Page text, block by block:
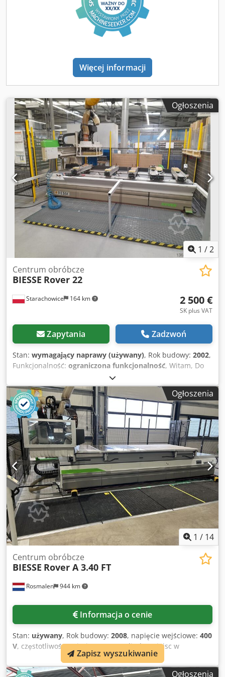
prądu stałego. Sterowanie numeryczne CNC typu NC-500
Wrzeciono frezujące z automatycznym systemem zmiany
narzędzi, mocowanie ISO30. Moc tego wrzeciona
Głowica wiertarska z czternastoma niezależnymi
wrzecionami wiertarskimi. Chodpfxozqtzts Adtja Piła do
rowków. Statyczny falownik. Centralny system
pneumatyczny. Centralny system smarowania. Pompa
próżniowa o wydajności 250 m3/godz. Dwa panele
sterowania z przyciskami. Ciśnienie robocze powietrza: 6
kg/cm2. Napięcie: 380 V, 50 Hz. Maty bezpieczeństwa z
przodu. CE (Pomimo naszej dużej staranności wszelkie
zmiany, błędy w danych technicznych, cenach i wszystkich
informacjach mogą się zdarzyć. Nie udzielamy gwarancji
na wydrukowane dane! Dostępność uzależniona od
wcześniejszej sprzedaży). Ceny nie zawierają kosztów
reklamy w serwisie MachineSeeker / Preise exkl.
Inserierungskosten MaschinenSucher Najlepsze maszyny
do obróbki drewna z Holandii Die besten
holzbearbeitungsmaschinen aus die Niederlande De beste
gebruikte machines uit Nederland
Więcej informacji
Ogłoszenia
1 /2
Starachowice 164 km
Centrum obróbcze
BIESSE Rover 22
2 500 €
SK plus VAT
Zapytania Zadzwoń
Stan: wymagający naprawy (używany), Rok budowy: 2002,
Funkcjonalność: ograniczona funkcjonalność, Witam, Do
sprzedania Frezarka CNC Rover 22. Do naprawy. Nie
poddaje i odbiera wszystkich narzędzi z magazynku. Przez
ostatni okres pracowała z jednym narzędziem. Codpfx
Adjzhl Iastoha Podana cena w ogłoszeniu jest ceną netto
do której należy doliczyć podatek VAT Maszyna do
obejrzenia w Starachowicach przy ul. Kwiatkowskiego 13
Kontakt telefoniczny od 7:00 do 15:00
Ogłoszenia
1 / 14
Rosmalen 944 km
Centrum obróbcze
BIESSE Rover A 3.40 FT
Informacja o cenie
Stan: używany, Rok budowy: 2008, napięcie wejściowe: 400
V, częstotliwość wejściowa:50 Hz, liczba miejsc w
magazynku narzędziowym:8, Wyposażenie:
CE, Biesse Rover ROVER A 3.40 FT K2 – centrum obróbcze
Ogłoszenia
Zapisz wyszukiwanie